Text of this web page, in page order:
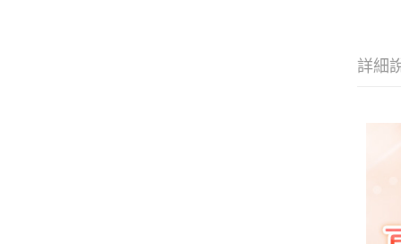
詳細